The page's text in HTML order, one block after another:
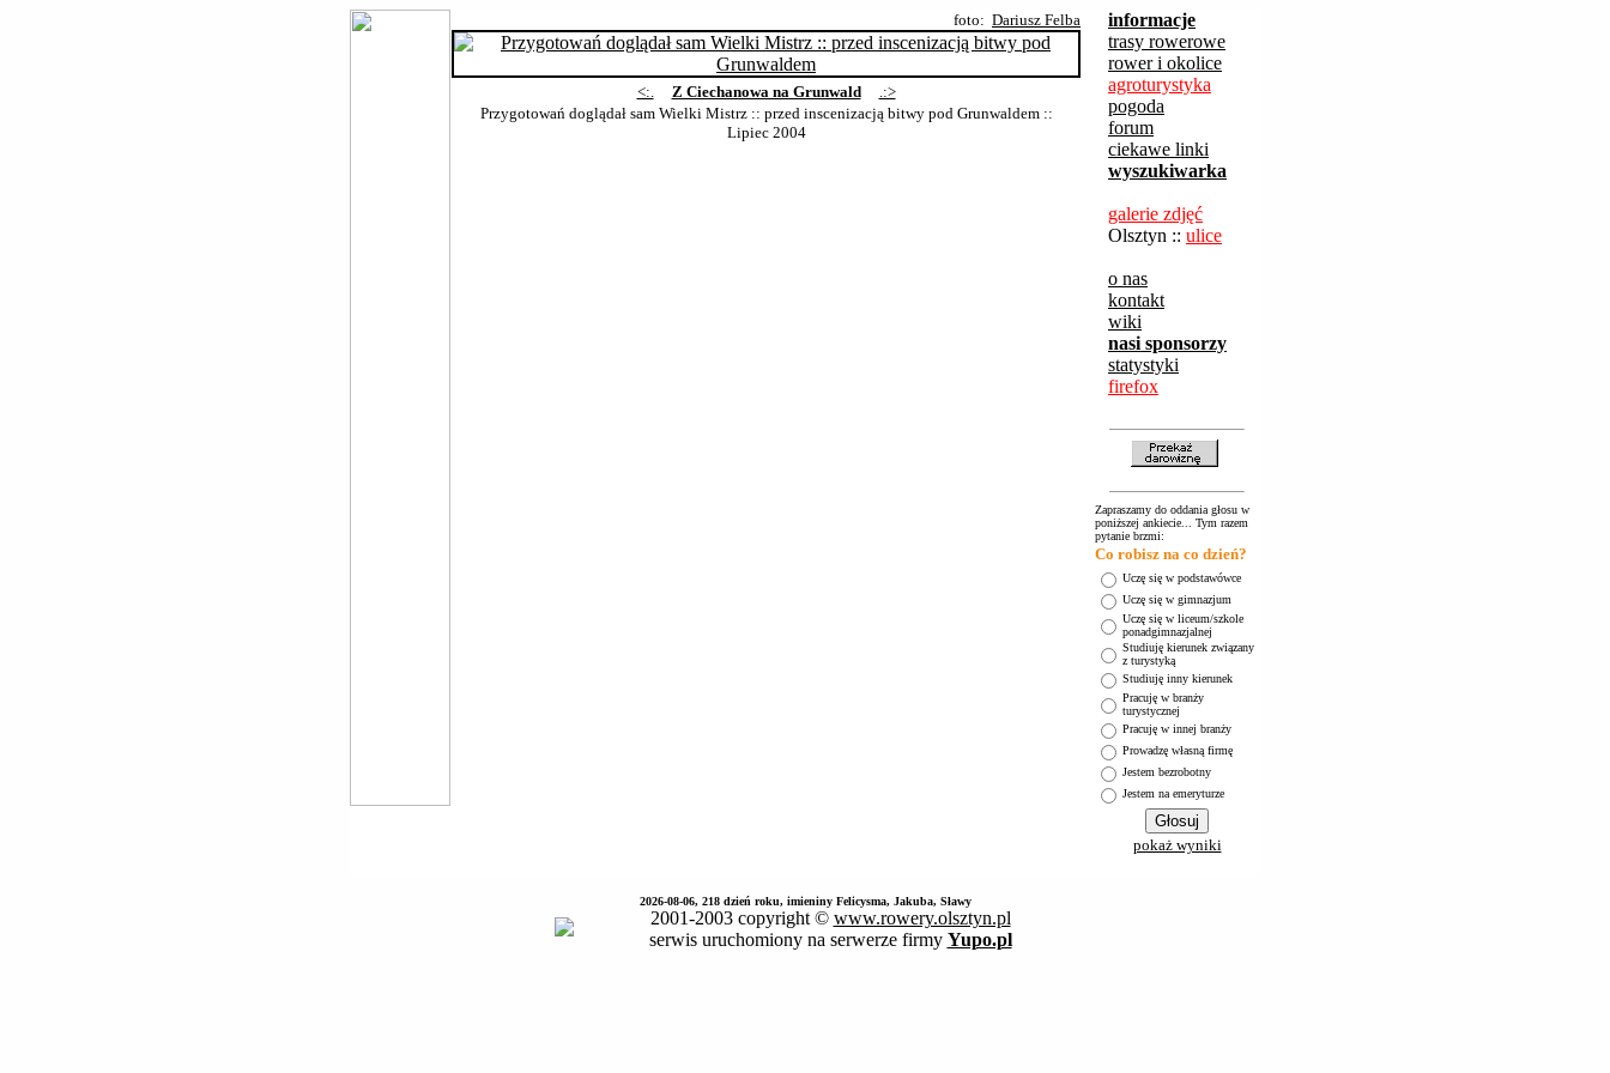
foto: Dariusz Felba
<:. Z Ciechanowa na Grunwald
.:>
Przygotowań doglądał sam Wielki Mistrz :: przed inscenizacją bitwy pod Grunwaldem::
Lipiec 2004
informacje
trasy rowerowe
rower i okolice
agroturystyka
pogoda
forum
ciekawe linki
wyszukiwarka
galerie zdjęć
Olsztyn :: ulice
o nas
kontakt
wiki
nasi sponsorzy
statystyki
firefox
Zapraszamy do oddania głosu w
poniższej ankiecie... Tym razem
pytanie brzmi:
Co robisz na co dzień?
Uczę się w podstawówce
Uczę się w gimnazjum
Uczę się w liceum/szkole
ponadgimnazjalnej
Studiuję kierunek związany
z turystyką
Studiuję inny kierunek
Pracuję w branży
turystycznej
Pracuję w innej branży
Prowadzę własną firmę
Jestem bezrobotny
Jestem na emeryturze
pokaż wyniki
2026-08-06, 218 dzień roku, imieniny Felicysma, Jakuba, Sławy
2001-2003 copyright © www.rowery.olsztyn.pl
serwis uruchomiony na serwerze firmy Yupo.pl